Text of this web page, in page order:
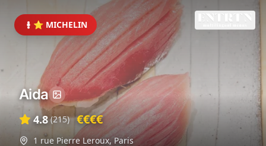
⭐ MICHELIN
Aida
4.8 (215) €€€€
1 rue Pierre Leroux, Paris